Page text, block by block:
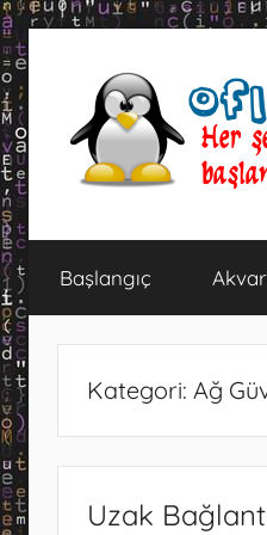
İçeriğe
şey
bir
başlamıştı..
Başlangıç
Kategori: Ağ
Uzak